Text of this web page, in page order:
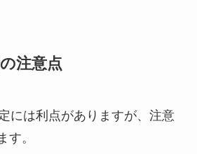
注意点
には利点がありますが、注意
す。